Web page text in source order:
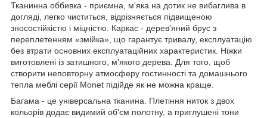
Тканинна оббивка - приємна, м'яка на дотик не вибаглива в
догляді, легко чиститься, відрізняється підвищеною
зносостійкістю і міцністю. Каркас - дерев'яний брус з
переплетенням «змійка», що гарантує тривалу, експлуатацію
без втрати основних експлуатаційних характеристик. Ніжки
виготовлені із затишного, м'якого дерева. Для того, щоб
створити неповторну атмосферу гостинності та домашнього
тепла меблі серії Monet підійде як не можна краще.
Багама - це універсальна тканина. Плетіння ниток з двох
кольорів додає видимий об'єм полотну, а приглушені тони